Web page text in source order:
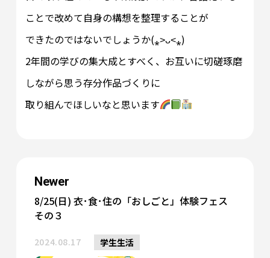
ことで改めて自身の構想を整理することが
できたのではないでしょうか(⁎˃ᴗ˂⁎)
2年間の学びの集大成とすべく、お互いに切磋琢磨
しながら思う存分作品づくりに
取り組んでほしいなと思います
Newer
8/25(日) 衣･食･住の「おしごと」体験フェス
その３
2024.08.17 学生生活